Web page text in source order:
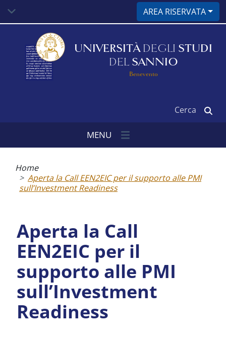
contenuto
AREA RISERVATA
UNIVERSITÀ DEGLI STUDI
DEL SANNIO
Benevento
MENU
pane
Home
Aperta la Call EEN2EIC per il supporto alle PMI
sull’Investment Readiness
Aperta la Call
EEN2EIC per il
supporto alle PMI
sull’Investment
Readiness